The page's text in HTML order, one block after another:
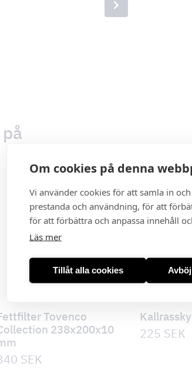
Om cookies på denna
Vi använder cookies för att samla in
prestanda och användning, för att
för att förbättra och anpassa innehåll
Läs mer
Tillåt alla cookies
Tovenco
238x200x10
SEK
225 SEK